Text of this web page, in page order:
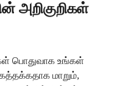
அறிகுறிகள்
பொதுவாக உங்கள்
மாறும்,